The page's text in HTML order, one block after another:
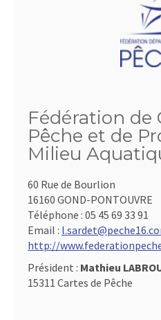
Fédération de
Pêche et de
Milieu
60 Rue de Bourlion
16160 GOND-PONTOUVRE
Téléphone : 05 45 69 33 91
Email :
http://
Président : Mathieu
15311 Cartes de Pêche